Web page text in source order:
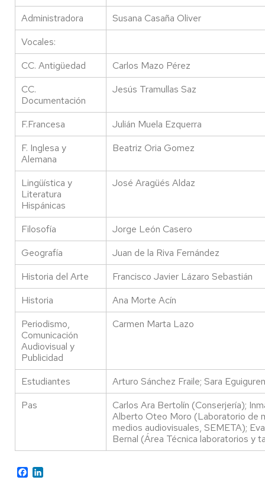
Administradora
Susana Casaña Oliver
Vocales:
CC. Antigüedad
Carlos Mazo Pérez
CC.
Documentación
Jesús Tramullas Saz
F.Francesa
Julián Muela Ezquerra
F. Inglesa y
Alemana
Beatriz Oria Gomez
Lingüística y
Literatura
Hispánicas
José Aragüés Aldaz
Filosofía
Jorge León Casero
Geografía
Juan de la Riva Fernández
Historia del Arte
Francisco Javier Lázaro Sebastián
Historia
Ana Morte Acín
Periodismo,
Comunicación
Audiovisual y
Publicidad
Carmen Marta Lazo
Estudiantes
Arturo Sánchez Fraile; Sara
Pas
Carlos Ara Bertolín (Conserjería);
Alberto Oteo Moro (Laboratorio de
medios audiovisuales, SEMETA);
Bernal (Área Técnica laboratorios y
Facebook